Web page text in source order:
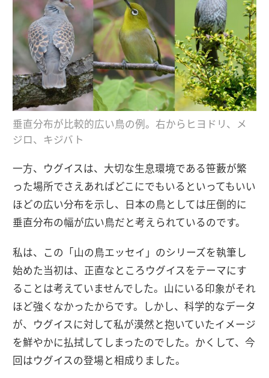
垂直分布が比較的広い鳥の例。右からヒヨドリ、メ
ジロ、キジバト
一方、ウグイスは、大切な生息環境である笹藪が繁
った場所でさえあればどこにでもいるといってもいい
ほどの広い分布を示し、日本の鳥としては圧倒的に
垂直分布の幅が広い鳥だと考えられているのです。
私は、この「山の鳥エッセイ」のシリーズを執筆し
始めた当初は、正直なところウグイスをテーマにす
ることは考えていませんでした。山にいる印象がそれ
ほど強くなかったからです。しかし、科学的なデータ
が、ウグイスに対して私が漠然と抱いていたイメージ
を鮮やかに払拭してしまったのでした。かくして、今
回はウグイスの登場と相成りました。